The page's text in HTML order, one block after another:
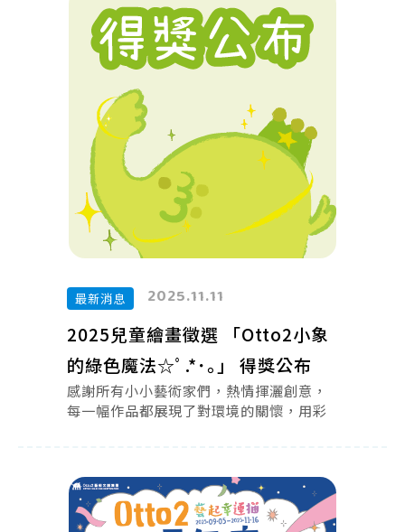
最新消息 2025.11.11
2025兒童繪畫徵選 「Otto2小象
的綠色魔法☆ﾟ.*･｡」 得獎公布
感謝所有小小藝術家們，熱情揮灑創意，
每一幅作品都展現了對環境的關懷，用彩